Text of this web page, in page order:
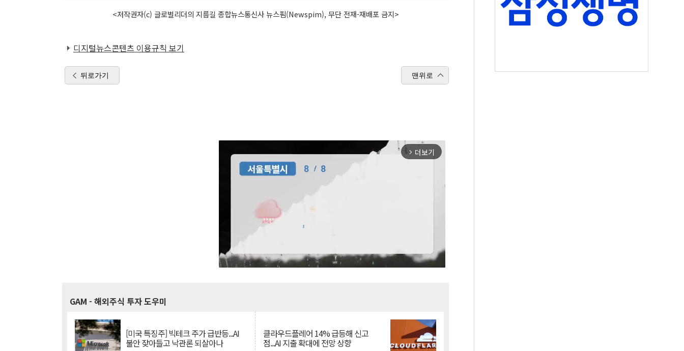
<저작권자(c) 글로벌리더의 지름길 종합뉴스통신사 뉴스핌(Newspim), 무단 전재-재배포 금지>
디지털뉴스콘텐츠 이용규칙 보기
뒤로가기 맨위로
arrow_forward_ios 더보기
GAM - 해외주식 투자 도우미
[미국 특징주] 빅테크 주가 급반등...AI
불안 잦아들고 낙관론 되살아나
클라우드플레어 14% 급등해 신고
점...AI 지출 확대에 전망 상향